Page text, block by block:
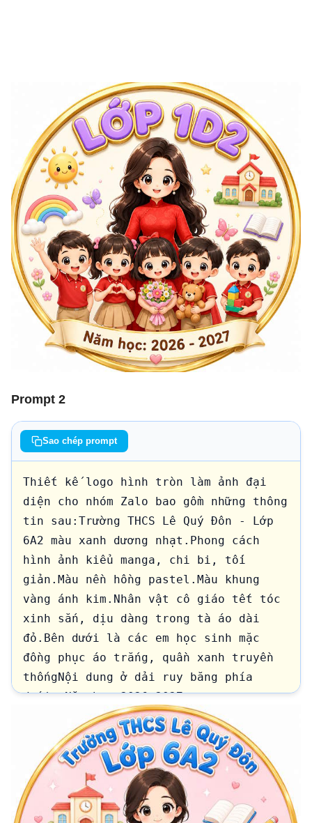
bé ôm gấu bông1 bé cầm khối xếp
hìnhIcon trang tríChỉ sử dụng số lượng
vừa phải, bố trí cân đối.Bao gồm:mặt
trời cườicầu vồngquyển sách mởbướmngôi
trườngvài bông hoa nhỏKhông sử dụng
quá nhiều icon.Không gây rối mắt.Để
nhiều khoảng trắng giúp logo sang
trọng.Phần dướiDải ruy băng cong màu
kem.Ghi:Năm học: 2026 - 2027Yêu cầu:Có
đầy đủ dấu ":".Viết đúng chính tả.Font
chữ rõ ràng.Không lỗi tiếng Việt.
Prompt 2
Sao chép prompt
Thiết kế logo hình tròn làm ảnh đại
diện cho nhóm Zalo bao gồm những thông
tin sau:Trường THCS Lê Quý Đôn - Lớp
6A2 màu xanh dương nhạt.Phong cách
hình ảnh kiểu manga, chi bi, tối
giản.Màu nền hồng pastel.Màu khung
vàng ánh kim.Nhân vật cô giáo tết tóc
xinh sắn, dịu dàng trong tà áo dài
đỏ.Bên dưới là các em học sinh mặc
đồng phục áo trắng, quần xanh truyền
thốngNội dung ở dải ruy băng phía
dưới: Năm học 2026-2027